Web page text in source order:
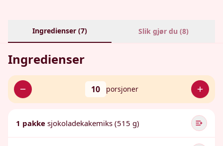
Ingredienser (7) Slik gjør du (8)
Ingredienser
10 porsjoner
1 pakke sjokoladekakemiks (515 g)